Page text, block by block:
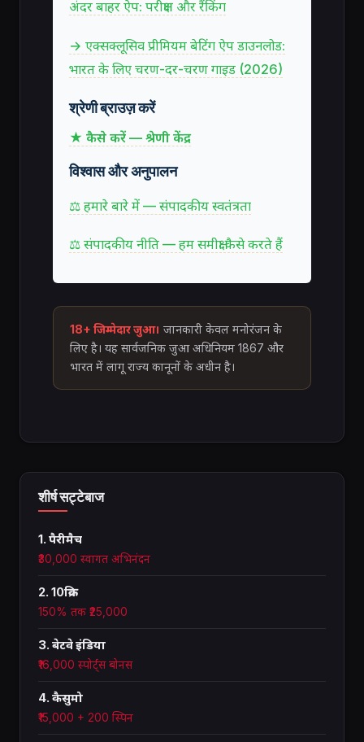
अंदर बाहर ऐप: परीक्षण और रैंकिंग
→ एक्सक्लूसिव प्रीमियम बेटिंग ऐप डाउनलोड:
भारत के लिए चरण-दर-चरण गाइड (2026)
श्रेणी ब्राउज़ करें
★ कैसे करें — श्रेणी केंद्र
विश्वास और अनुपालन
⚖ हमारे बारे में — संपादकीय स्वतंत्रता
⚖ संपादकीय नीति — हम समीक्षा कैसे करते हैं
18+ जिम्मेदार जुआ। जानकारी केवल मनोरंजन के
लिए है। यह सार्वजनिक जुआ अधिनियम 1867 और
भारत में लागू राज्य कानूनों के अधीन है।
शीर्ष सट्टेबाज
1. पैरीमैच
₹30,000 स्वागत अभिनंदन
2. 10क्रिक
150% तक ₹25,000
3. बेटवे इंडिया
₹16,000 स्पोर्ट्स बोनस
4. कैसुमो
₹15,000 + 200 स्पिन